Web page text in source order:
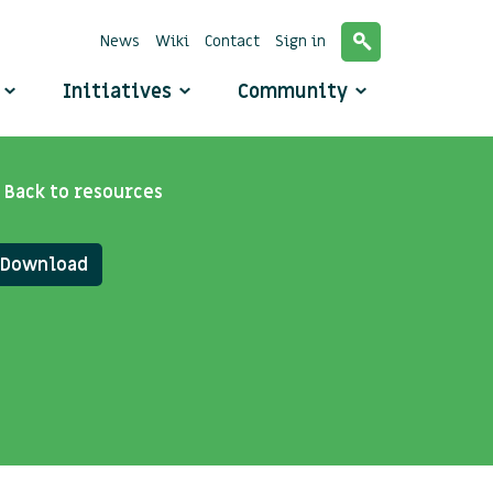
Initiatives Community
News Wiki Contact Sign in
Back to resources
Download